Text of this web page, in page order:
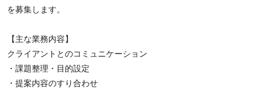
を募集します。
【主な業務内容】
クライアントとのコミュニケーション
・課題整理・目的設定
・提案内容のすり合わせ